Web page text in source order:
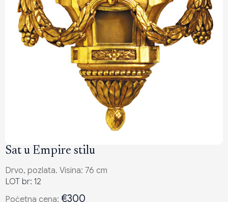
Sat u Empire stilu
Drvo, pozlata. Visina: 76 cm
LOT br: 12
Poċetna cena: €300